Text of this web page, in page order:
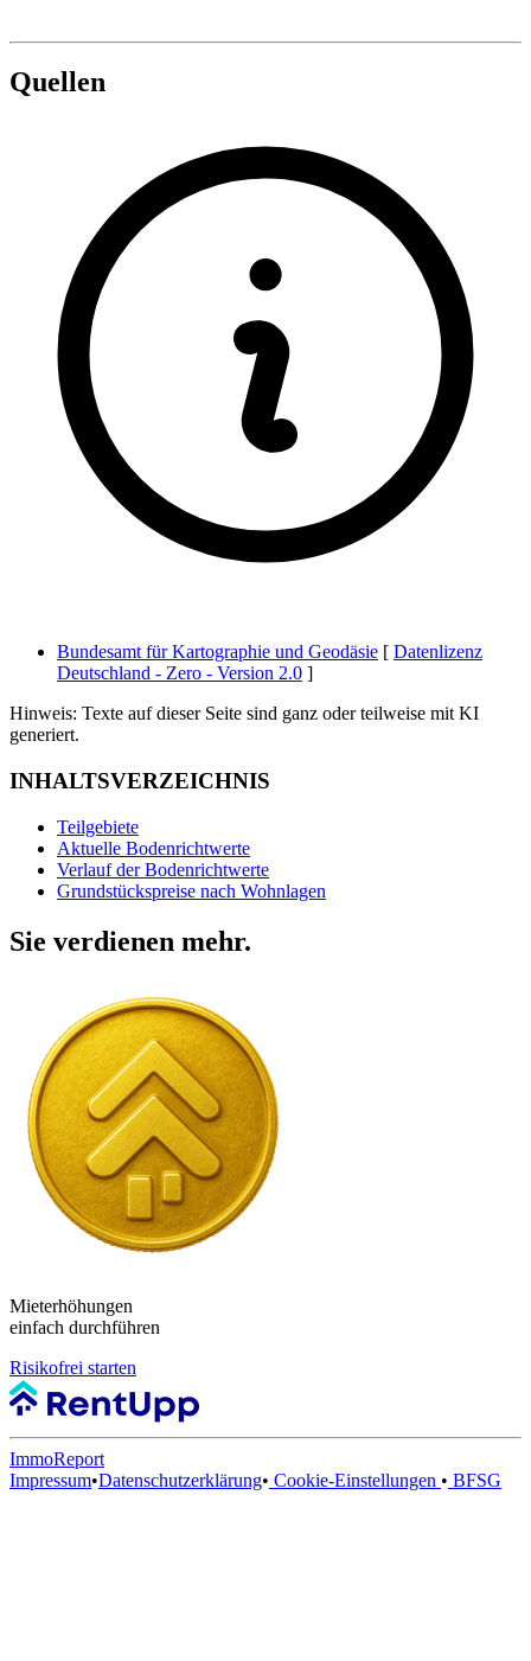
Quellen
Bundesamt für Kartographie und Geodäsie [ Datenlizenz
Deutschland - Zero - Version 2.0 ]
Hinweis: Texte auf dieser Seite sind ganz oder teilweise mit KI
generiert.
INHALTSVERZEICHNIS
Teilgebiete
Aktuelle Bodenrichtwerte
Verlauf der Bodenrichtwerte
Grundstückspreise nach Wohnlagen
Sie verdienen mehr.
Mieterhöhungen
einfach durchführen
Risikofrei starten
ImmoReport
Impressum•Datenschutzerklärung• Cookie-Einstellungen • BFSG